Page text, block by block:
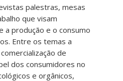
palestras, mesas
que visam
a produção e o consumo
Entre os temas a
de
dos consumidores no
e orgânicos,